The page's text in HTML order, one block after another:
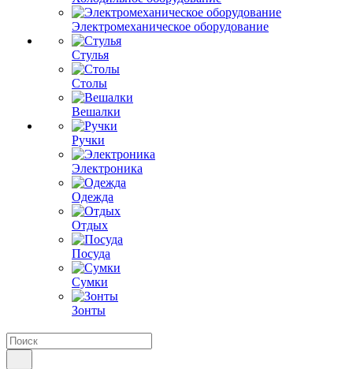
Электромеханическое оборудование
Стулья
Столы
Вешалки
Ручки
Электроника
Одежда
Отдых
Посуда
Сумки
Зонты